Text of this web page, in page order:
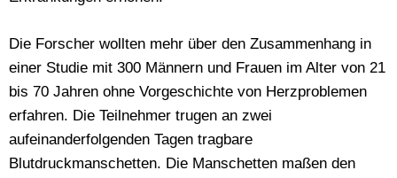
Die Forscher wollten mehr über den Zusammenhang in
einer Studie mit 300 Männern und Frauen im Alter von 21
bis 70 Jahren ohne Vorgeschichte von Herzproblemen
erfahren. Die Teilnehmer trugen an zwei
aufeinanderfolgenden Tagen tragbare
Blutdruckmanschetten. Die Manschetten maßen den